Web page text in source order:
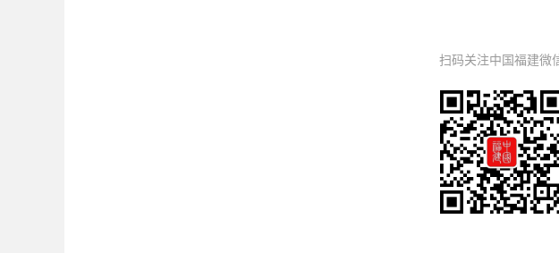
扫码关注中国福建微